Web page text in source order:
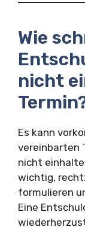
Wie
nicht
Es kann
vereinbarten
nicht
wichtig,
formulieren
Eine